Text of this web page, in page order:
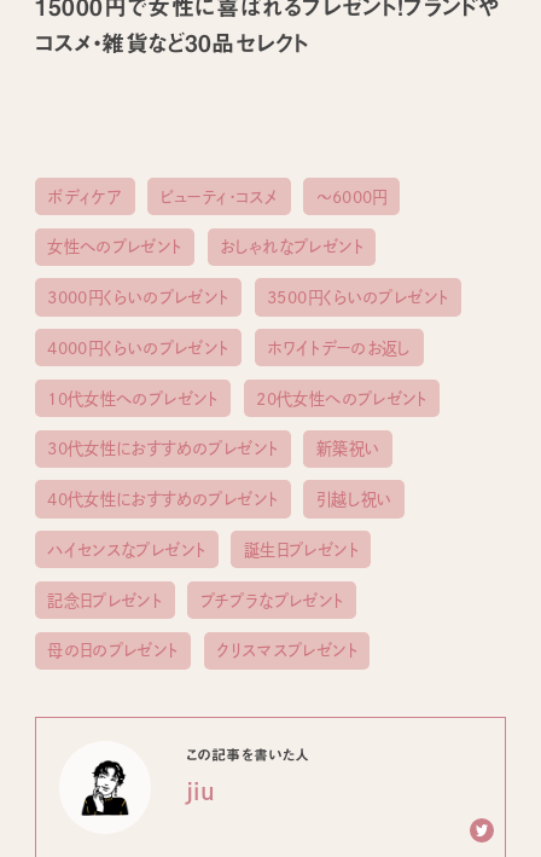
15000円で女性に喜ばれるプレゼント！ブランドや
コスメ・雑貨など30品セレクト
ボディケア ビューティ・コスメ 〜6000円
女性へのプレゼント おしゃれなプレゼント
3000円くらいのプレゼント 3500円くらいのプレゼント
4000円くらいのプレゼント ホワイトデーのお返し
10代女性へのプレゼント 20代女性へのプレゼント
30代女性におすすめのプレゼント 新築祝い
40代女性におすすめのプレゼント 引越し祝い
ハイセンスなプレゼント 誕生日プレゼント
記念日プレゼント プチプラなプレゼント
母の日のプレゼント クリスマスプレゼント
この記事を書いた人
jiu